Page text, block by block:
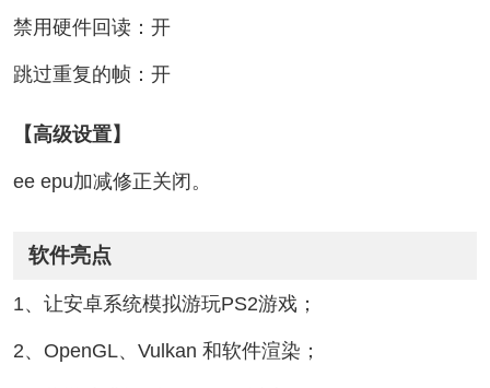
禁用硬件回读：开
跳过重复的帧：开
【高级设置】
ee epu加减修正关闭。
软件亮点
1、让安卓系统模拟游玩PS2游戏；
2、OpenGL、Vulkan 和软件渲染；